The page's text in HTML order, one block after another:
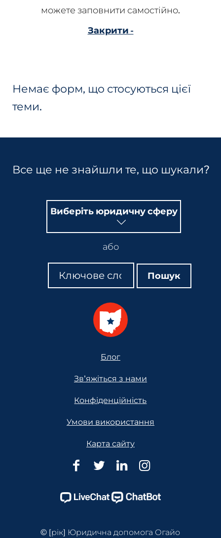
можете заповнити самостійно.
Закрити -
Немає форм, що стосуються цієї
теми.
Все ще не знайшли те, що шукали?
Виберіть юридичну сферу
або
Пошук
Пошук Пошук
Блог
Зв'яжіться з нами
Конфіденційність
Умови використання
Карта сайту
Юридична
Огайо
Page
Юридична
Огайо
Page
Юридична
Огайо
Page
Юридична
Огайо
Page
© [рік] Юридична допомога Огайо